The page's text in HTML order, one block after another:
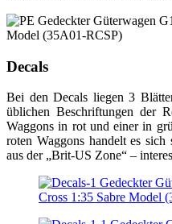
Decals
Bei den Decals liegen 3
üblichen Beschriftungen der
Waggons in rot und einer in
roten Waggons handelt es
aus der „Brit-US Zone“ –